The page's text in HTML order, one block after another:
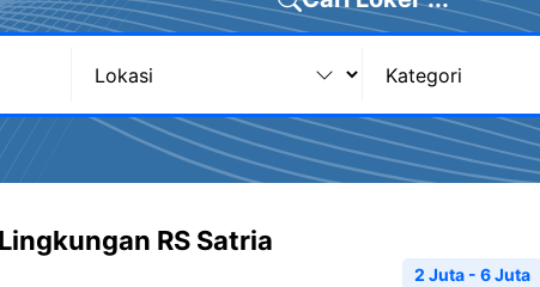
RS Satria
2 Juta - 6 Juta